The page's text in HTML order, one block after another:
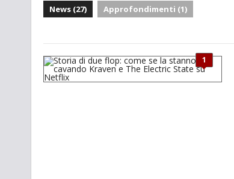
News (27) Approfondimenti (1)
1